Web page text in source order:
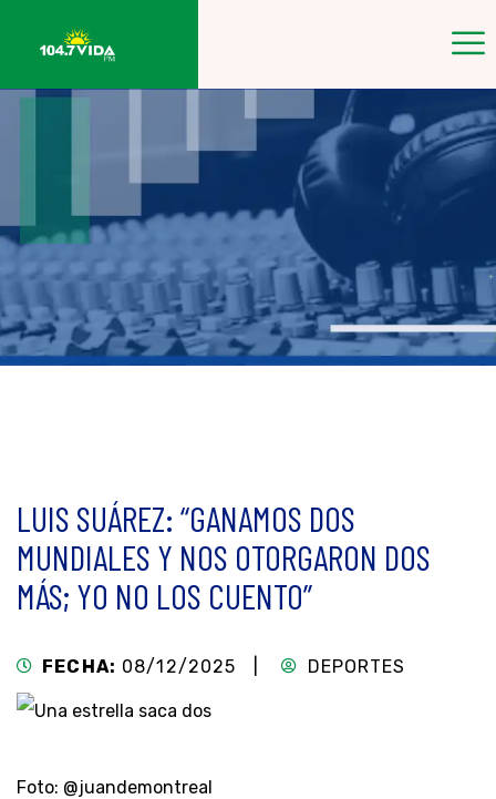
LUIS SUÁREZ: “GANAMOS DOS
MUNDIALES Y NOS OTORGARON DOS
MÁS; YO NO LOS CUENTO”
FECHA: 08/12/2025 | DEPORTES
Foto: @juandemontreal